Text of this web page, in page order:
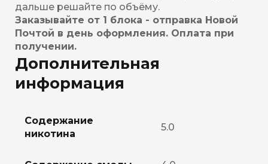
дальше решайте по объёму.
Заказывайте от 1 блока - отправка Новой
Почтой в день оформления. Оплата при
получении.
Дополнительная
информация
Содержание
никотина
5.0